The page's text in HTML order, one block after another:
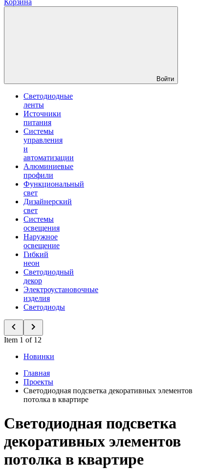
Корзина
Войти
Светодиодные
ленты
Источники
питания
Системы
управления
и
автоматизации
Алюминиевые
профили
Функциональный
свет
Дизайнерский
свет
Системы
освещения
Наружное
освещение
Гибкий
неон
Светодиодный
декор
Электроустановочные
изделия
Светодиоды
Item 1 of 12
Новинки
Главная
Проекты
Светодиодная подсветка декоративных элементов
потолка в квартире
Светодиодная подсветка
декоративных элементов
потолка в квартире